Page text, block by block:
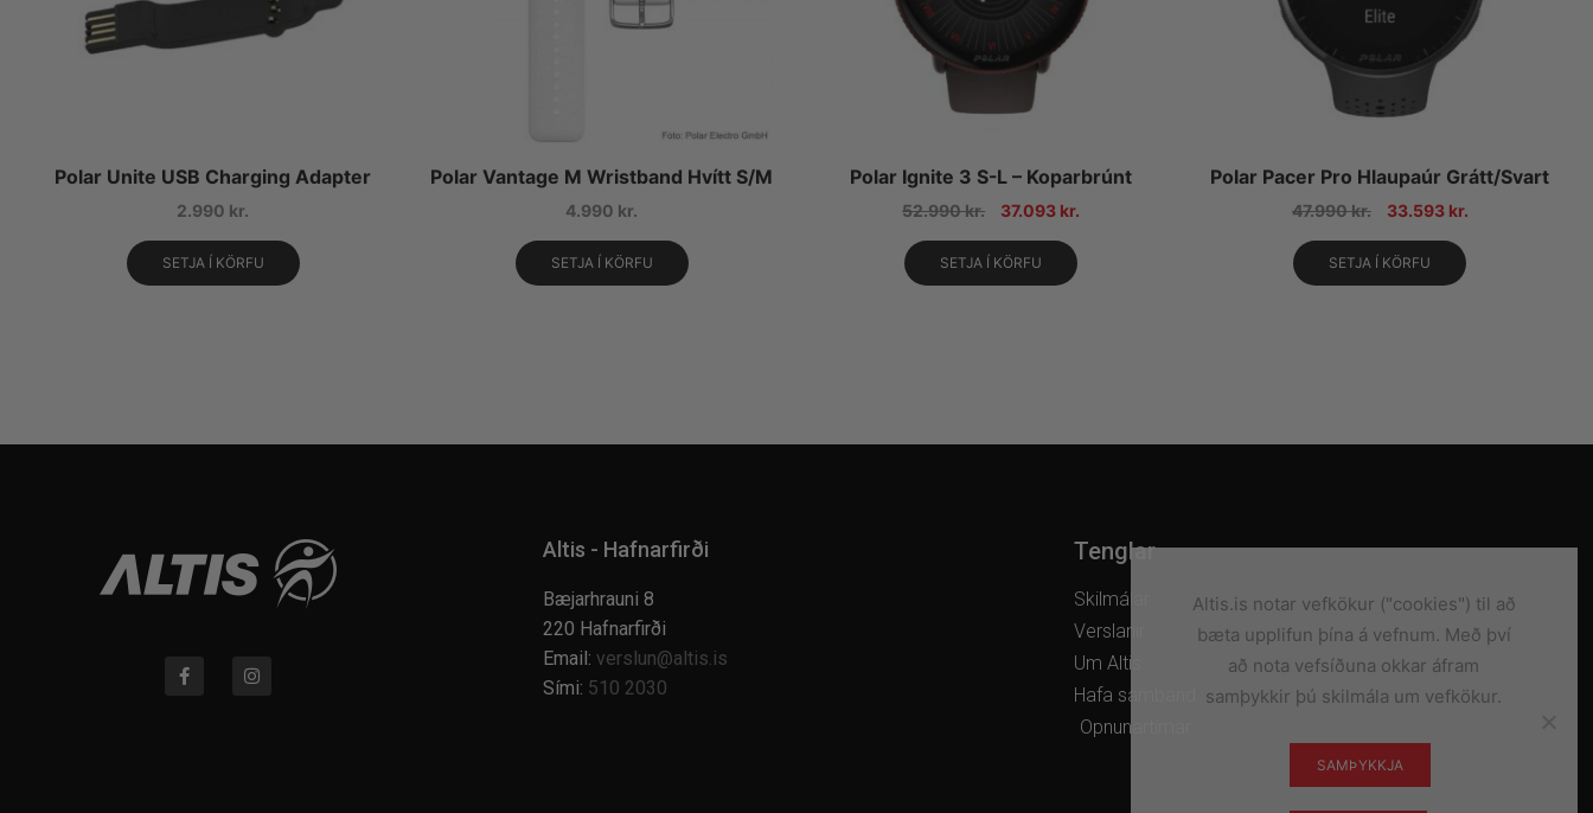
Polar Unite USB Charging Adapter
2.990 kr.
SETJA Í KÖRFU
Polar Vantage M Wristband Hvítt S/M
4.990 kr.
SETJA Í KÖRFU
Polar Ignite 3 S-L – Koparbrúnt
52.990kr. 37.093 kr.
SETJA Í KÖRFU
Polar Pacer Pro Hlaupaúr Grátt/Svart
47.990kr. 33.593 kr.
SETJA Í KÖRFU
Altis - Hafnarfirði
Bæjarhrauni 8
220 Hafnarfirði
Email: verslun@altis.is
Sími: 510 2030
Tenglar
Skilmálar
Verslanir
Um Altis
Hafa samband
Opnunartímar
Altis.is notar vefkökur ("cookies") til að
bæta upplifun þína á vefnum. Með því
að nota vefsíðuna okkar áfram
samþykkir þú skilmála um vefkökur.
SAMÞYKKJA